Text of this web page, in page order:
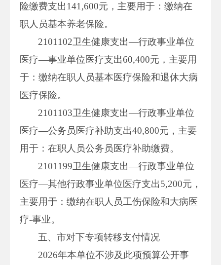
险缴费支出141,600元，主要用于：缴纳在
职人员基本养老保险。
2101102卫生健康支出—行政事业单位
医疗—事业单位医疗支出60,400元，主要用
于：缴纳在职人员基本医疗保险和退休大病
医疗保险。
2101103卫生健康支出—行政事业单位
医疗—公务员医疗补助支出40,800元，主要
用于：在职人员公务员医疗补助缴费。
2101199卫生健康支出—行政事业单位
医疗—其他行政事业单位医疗支出5,200元，
主要用于：缴纳在职人员工伤保险和大病医
疗-事业。
五、市对下专项转移支付情况
2026年本单位不涉及此项预算公开事